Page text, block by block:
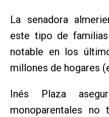
La senadora
este tipo de
notable en los
millones de hogares
Inés Plaza
monoparentales no